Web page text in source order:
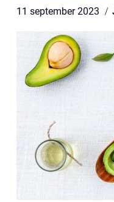
11 september 2023